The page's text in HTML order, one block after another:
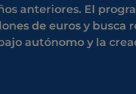
anteriores. El
de euros y busca
autónomo y la